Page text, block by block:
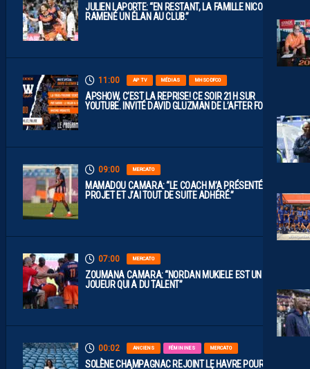
JULIEN LAPORTE: “EN RESTANT, LA FAMILLE NICOLLIN A
RAMENÉ UN ÉLAN AU CLUB.”
11:00 AP TV MÉDIAS MHSC-DFCO
APSHOW, C’EST LA REPRISE! CE SOIR 21H SUR
YOUTUBE. INVITÉ DAVID GLUZMAN DE L’AFTER FOOT.
09:00 MERCATO
MAMADOU CAMARA: “LE COACH M’A PRÉSENTÉ LE
PROJET ET J’AI TOUT DE SUITE ADHÉRÉ.”
07:00 MERCATO
ZOUMANA CAMARA: “NORDAN MUKIELE EST UN
JOUEUR QUI A DU TALENT”
00:02 ANCIENS FÉMININES MERCATO
SOLÈNE CHAMPAGNAC REJOINT LE HAVRE POUR UN